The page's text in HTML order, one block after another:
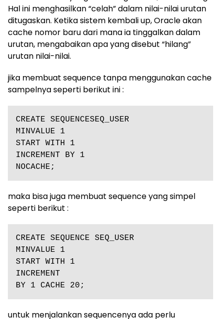
Hal ini menghasilkan “celah” dalam nilai-nilai urutan
ditugaskan. Ketika sistem kembali up, Oracle akan
cache nomor baru dari mana ia tinggalkan dalam
urutan, mengabaikan apa yang disebut “hilang”
urutan nilai-nilai.
jika membuat sequence tanpa menggunakan cache
sampelnya seperti berikut ini :
CREATE SEQUENCESEQ_USER
MINVALUE 1
START WITH 1
INCREMENT BY 1
NOCACHE;
maka bisa juga membuat sequence yang simpel
seperti berikut :
CREATE SEQUENCE SEQ_USER
MINVALUE 1
START WITH 1
INCREMENT
BY 1 CACHE 20;
untuk menjalankan sequencenya ada perlu